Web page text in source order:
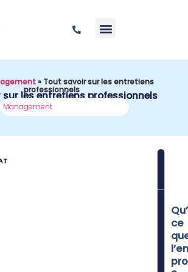
» Tout savoir sur les entretiens
professionnels
les entretiens professionnels
Management
ce